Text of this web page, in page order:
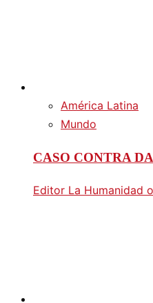
América Latina
Mundo
CASO CONTRA
Editor La Humanidad